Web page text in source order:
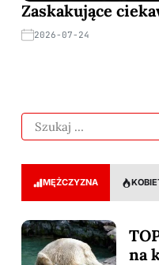
Zaskakujące
2026-07-24
MĘŻCZYZNA
na